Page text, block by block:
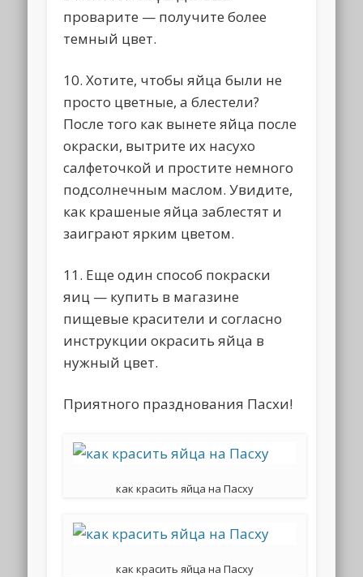
проварите — получите более
темный цвет.
10. Хотите, чтобы яйца были не
просто цветные, а блестели?
После того как вынете яйца после
окраски, вытрите их насухо
салфеточкой и простите немного
подсолнечным маслом. Увидите,
как крашеные яйца заблестят и
заиграют ярким цветом.
11. Еще один способ покраски
яиц — купить в магазине
пищевые красители и согласно
инструкции окрасить яйца в
нужный цвет.
Приятного празднования Пасхи!
как красить яйца на Пасху
как красить яйца на Пасху